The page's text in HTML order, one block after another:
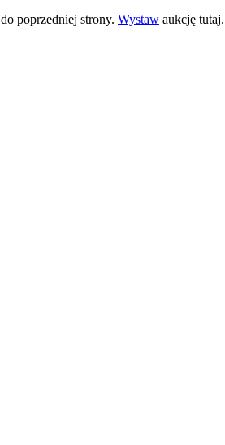
do poprzedniej strony. Wystaw aukcję tutaj.